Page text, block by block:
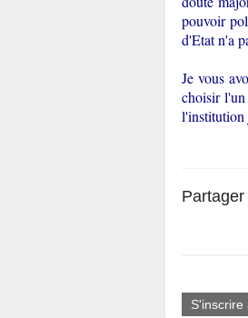
pouvoir
d'Etat n'a
Je vous
choisir l'un
l'institution
S'inscrire